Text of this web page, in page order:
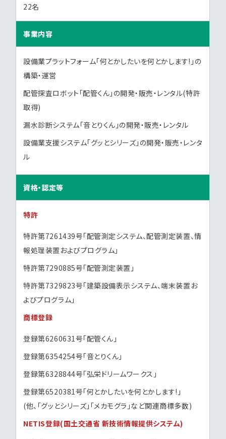
22名
事業内容
設備業プラットフォーム「何とかしたいを何とかします!」の
構築・運営
配管探査ロボット「配管くん」の開発・販売・レンタル(特許
取得)
漏水診断システム「音とりくん」の開発・販売・レンタル
設備業支援システム「グッとシリーズ」の開発・販売・レンタ
ル
資格・認定等
特許
特許第7261439号「配管測定システム、配管測定装置、情
報処理装置およびプログラム」
特許第7290885号「配管測定装置」
特許第7329823号「建築設備表示システム、端末装置お
よびプログラム」
商標登録
登録第6260631号「配管くん」
登録第6354254号「音とりくん」
登録第6328844号「弘栄ドリームワークス」
登録第6520381号「何とかしたいを何とかします!」
(他、「グッとシリーズ」「メカモグラ」など関連商標多数)
NETIS登録(国土交通省 新技術情報提供システム)